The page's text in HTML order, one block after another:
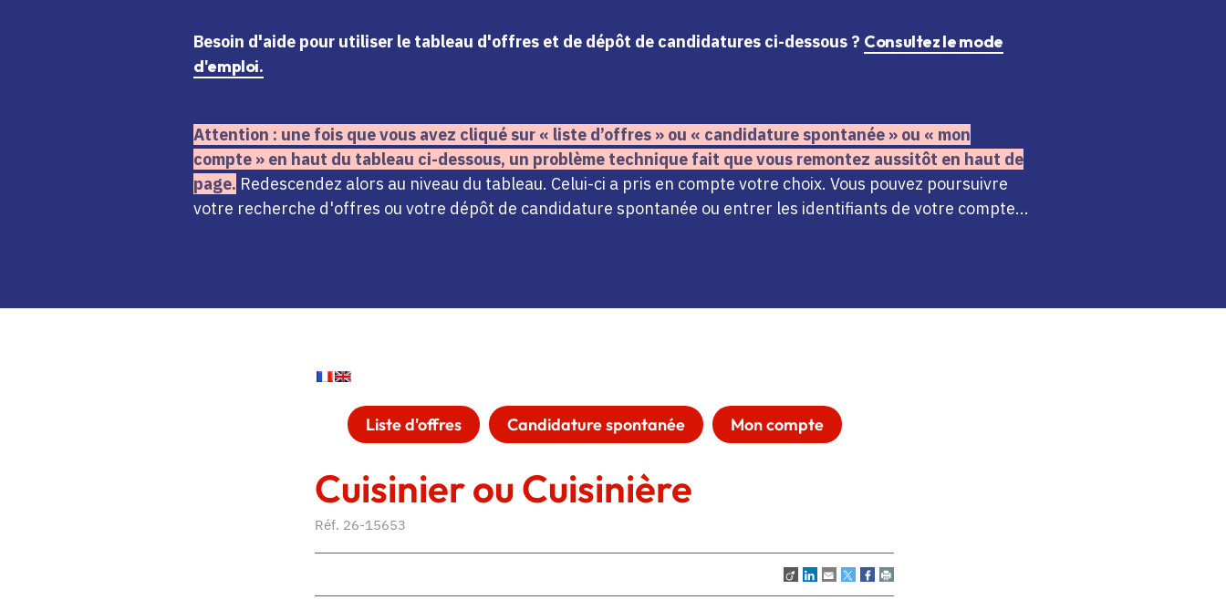
Besoin d'aide pour utiliser le tableau d'offres et de dépôt de candidatures ci-dessous ? Consultez le mode
d'emploi.
Attention : une fois que vous avez cliqué sur « liste d’offres » ou « candidature spontanée » ou « mon
compte » en haut du tableau ci-dessous, un problème technique fait que vous remontez aussitôt en haut de
page. Redescendez alors au niveau du tableau. Celui-ci a pris en compte votre choix. Vous pouvez poursuivre
votre recherche d'offres ou votre dépôt de candidature spontanée ou entrer les identifiants de votre compte...